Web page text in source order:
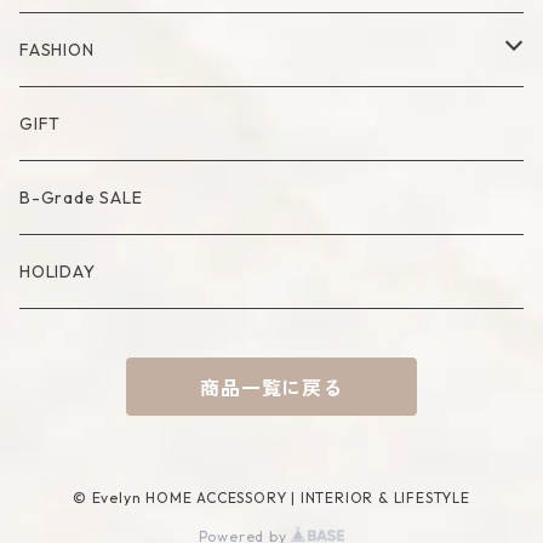
Bowl
Cutlery
Compote・Cake Stand
Placemat
Artificial Flower
Artificial Bouquet
Candle
Candle Accessory
Basket
Incense Accessory
Accessory Case
Lamp
Object
Mirror
Towel
Mat
FASHION
Bag
Socks
GIFT
B-Grade SALE
HOLIDAY
商品一覧に戻る
© Evelyn HOME ACCESSORY | INTERIOR & LIFESTYLE
Powered by